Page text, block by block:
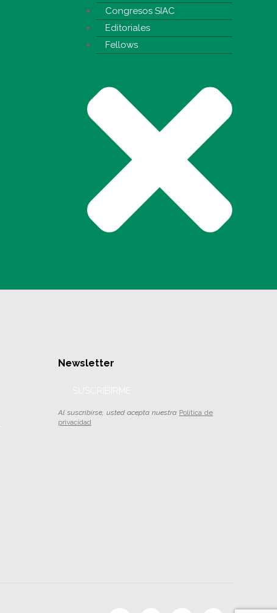
Congresos SIAC
Editoriales
Fellows
Newsletter
Al suscribirse, usted acepta nuestra Política de
privacidad